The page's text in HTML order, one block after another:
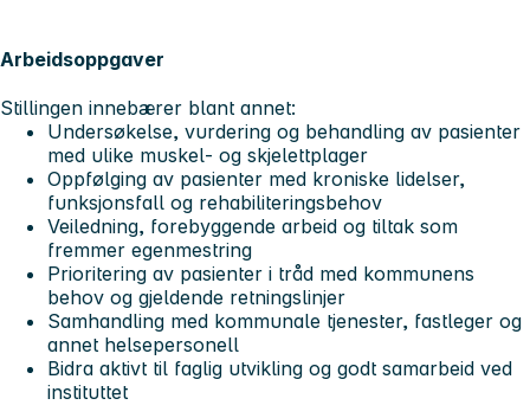
Arbeidsoppgaver
Stillingen innebærer blant annet:
Undersøkelse, vurdering og behandling av pasienter
med ulike muskel- og skjelettplager
Oppfølging av pasienter med kroniske lidelser,
funksjonsfall og rehabiliteringsbehov
Veiledning, forebyggende arbeid og tiltak som
fremmer egenmestring
Prioritering av pasienter i tråd med kommunens
behov og gjeldende retningslinjer
Samhandling med kommunale tjenester, fastleger og
annet helsepersonell
Bidra aktivt til faglig utvikling og godt samarbeid ved
instituttet